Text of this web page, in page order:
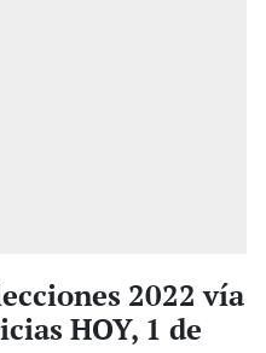
2022 vía
HOY, 1 de